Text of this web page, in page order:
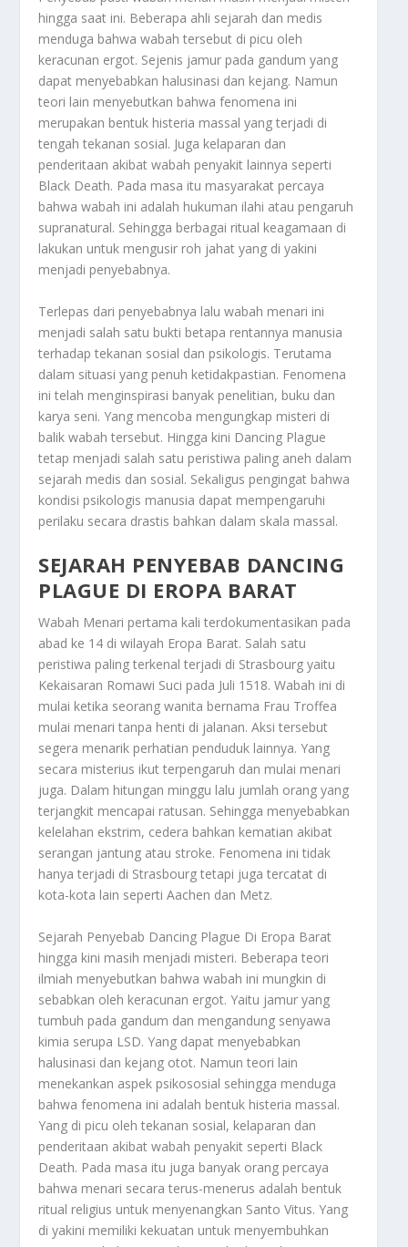
hingga saat ini. Beberapa ahli sejarah dan medis
menduga bahwa wabah tersebut di picu oleh
keracunan ergot. Sejenis jamur pada gandum yang
dapat menyebabkan halusinasi dan kejang. Namun
teori lain menyebutkan bahwa fenomena ini
merupakan bentuk histeria massal yang terjadi di
tengah tekanan sosial. Juga kelaparan dan
penderitaan akibat wabah penyakit lainnya seperti
Black Death. Pada masa itu masyarakat percaya
bahwa wabah ini adalah hukuman ilahi atau pengaruh
supranatural. Sehingga berbagai ritual keagamaan di
lakukan untuk mengusir roh jahat yang di yakini
menjadi penyebabnya.
Terlepas dari penyebabnya lalu wabah menari ini
menjadi salah satu bukti betapa rentannya manusia
terhadap tekanan sosial dan psikologis. Terutama
dalam situasi yang penuh ketidakpastian. Fenomena
ini telah menginspirasi banyak penelitian, buku dan
karya seni. Yang mencoba mengungkap misteri di
balik wabah tersebut. Hingga kini Dancing Plague
tetap menjadi salah satu peristiwa paling aneh dalam
sejarah medis dan sosial. Sekaligus pengingat bahwa
kondisi psikologis manusia dapat mempengaruhi
perilaku secara drastis bahkan dalam skala massal.
SEJARAH PENYEBAB DANCING
PLAGUE DI EROPA BARAT
Wabah Menari pertama kali terdokumentasikan pada
abad ke 14 di wilayah Eropa Barat. Salah satu
peristiwa paling terkenal terjadi di Strasbourg yaitu
Kekaisaran Romawi Suci pada Juli 1518. Wabah ini di
mulai ketika seorang wanita bernama Frau Troffea
mulai menari tanpa henti di jalanan. Aksi tersebut
segera menarik perhatian penduduk lainnya. Yang
secara misterius ikut terpengaruh dan mulai menari
juga. Dalam hitungan minggu lalu jumlah orang yang
terjangkit mencapai ratusan. Sehingga menyebabkan
kelelahan ekstrim, cedera bahkan kematian akibat
serangan jantung atau stroke. Fenomena ini tidak
hanya terjadi di Strasbourg tetapi juga tercatat di
kota-kota lain seperti Aachen dan Metz.
Sejarah Penyebab Dancing Plague Di Eropa Barat
hingga kini masih menjadi misteri. Beberapa teori
ilmiah menyebutkan bahwa wabah ini mungkin di
sebabkan oleh keracunan ergot. Yaitu jamur yang
tumbuh pada gandum dan mengandung senyawa
kimia serupa LSD. Yang dapat menyebabkan
halusinasi dan kejang otot. Namun teori lain
menekankan aspek psikososial sehingga menduga
bahwa fenomena ini adalah bentuk histeria massal.
Yang di picu oleh tekanan sosial, kelaparan dan
penderitaan akibat wabah penyakit seperti Black
Death. Pada masa itu juga banyak orang percaya
bahwa menari secara terus-menerus adalah bentuk
ritual religius untuk menyenangkan Santo Vitus. Yang
di yakini memiliki kekuatan untuk menyembuhkan